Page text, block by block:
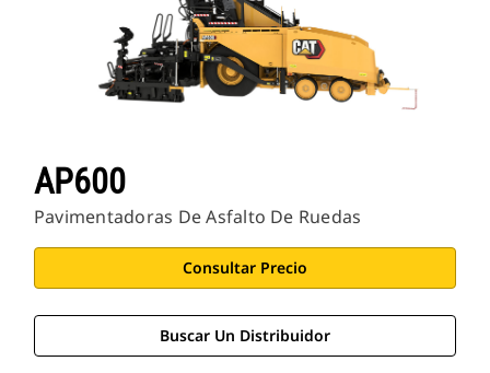
AP600
Pavimentadoras De Asfalto De Ruedas
Consultar Precio
Buscar Un Distribuidor